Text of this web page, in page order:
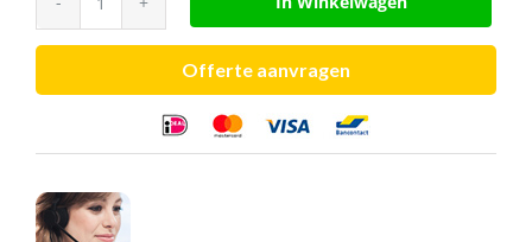
Voyager
bureaulader
Offerte aanvragen